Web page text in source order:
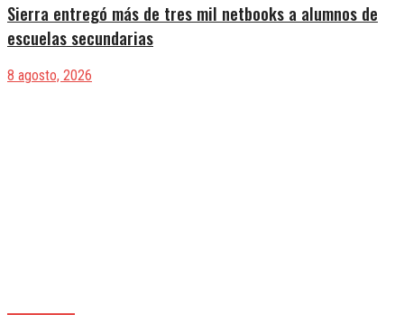
Sierra entregó más de tres mil netbooks a alumnos de
escuelas secundarias
8 agosto, 2026